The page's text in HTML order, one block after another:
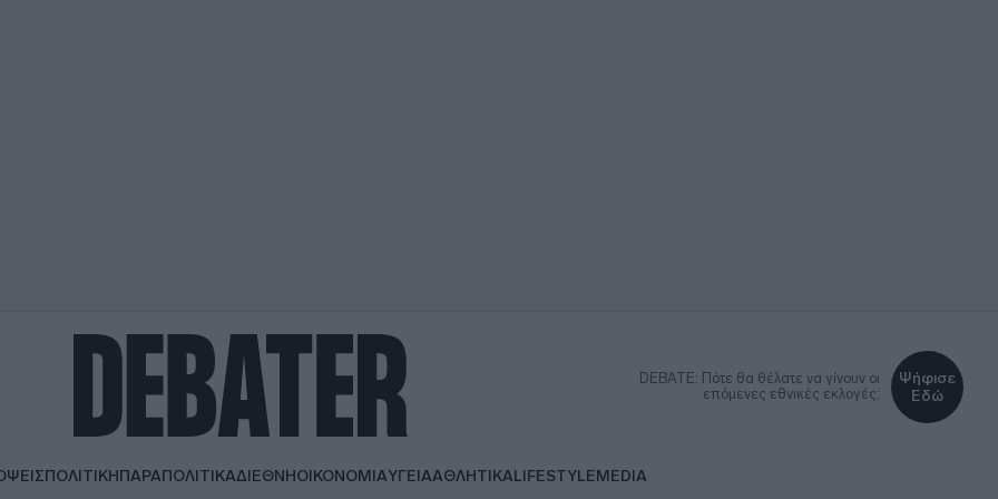
DEBATE: Πότε θα θέλατε να γίνουν οι
επόμενες εθνικές εκλογές;
Ψήφισε
Εδώ
ΠΟΛΙΤΙΚΗΠΑΡΑΠΟΛΙΤΙΚΑΔΙΕΘΝΗΟΙΚΟΝΟΜΙΑΥΓΕΙΑΑΘΛΗΤΙΚΑLIFESTYLEMEDIA